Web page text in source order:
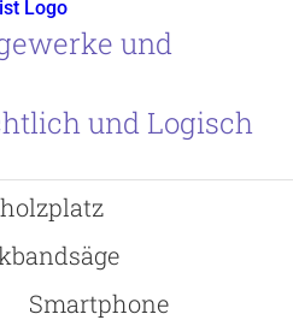
und
und Logisch
Smartphone